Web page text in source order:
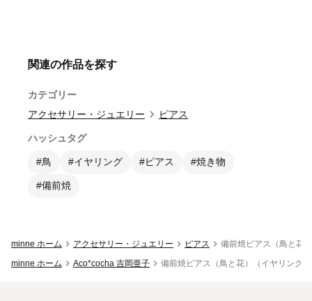
関連の作品を探す
カテゴリー
アクセサリー・ジュエリー
ピアス
ハッシュタグ
#鳥 #イヤリング #ピアス #焼き物
#備前焼
minne ホーム アクセサリー・ジュエリー ピアス
備前焼ピアス（鳥と花
minne ホーム
Aco*cocha 吉岡亜子 備前焼ピアス（鳥と花）（イヤリング